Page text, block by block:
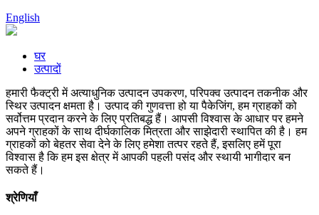
English
घर
उत्पादों
हमारी फैक्ट्री में अत्याधुनिक उत्पादन उपकरण, परिपक्व उत्पादन तकनीक और
स्थिर उत्पादन क्षमता है। उत्पाद की गुणवत्ता हो या पैकेजिंग, हम ग्राहकों को
सर्वोत्तम प्रदान करने के लिए प्रतिबद्ध हैं। आपसी विश्वास के आधार पर हमने
अपने ग्राहकों के साथ दीर्घकालिक मित्रता और साझेदारी स्थापित की है। हम
ग्राहकों को बेहतर सेवा देने के लिए हमेशा तत्पर रहते हैं, इसलिए हमें पूरा
विश्वास है कि हम इस क्षेत्र में आपकी पहली पसंद और स्थायी भागीदार बन
सकते हैं।
श्रेणियाँ